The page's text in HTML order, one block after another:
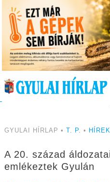
GYULAI HÍRLAP • T. P. • HÍREK
A 20. század
emlékeztek Gyulán